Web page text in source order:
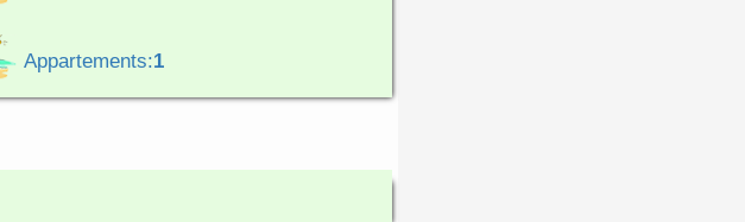
Appartements:1